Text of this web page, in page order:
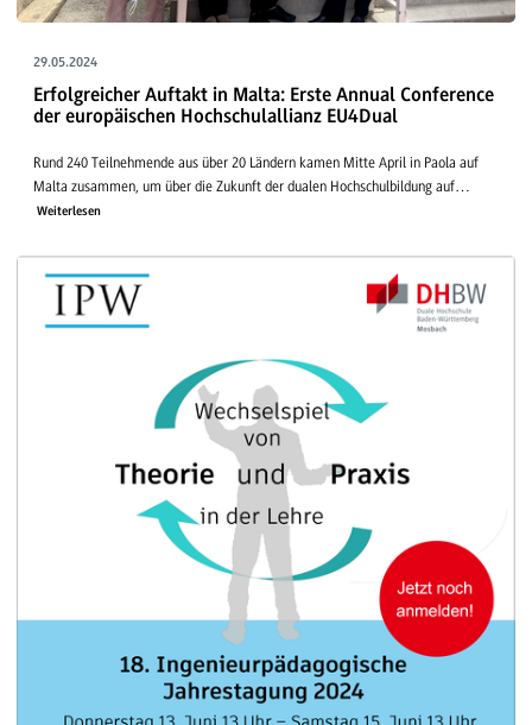
29.05.2024
Erfolgreicher Auftakt in Malta: Erste Annual Conference
der europäischen Hochschulallianz EU4Dual
Rund 240 Teilnehmende aus über 20 Ländern kamen Mitte April in Paola auf
Malta zusammen, um über die Zukunft der dualen Hochschulbildung auf…
Weiterlesen